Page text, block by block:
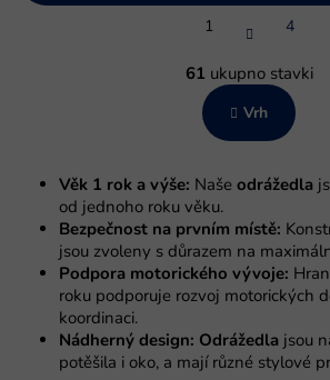
o
t
r
l
l
i
s
t
a
j
a
P
a
i
n
a
i
a
1 4
61 ukupno stavki
Vrh
Věk 1 rok a výše: Naše odrážedla
od jednoho roku věku.
Bezpečnost na prvním místě:
jsou zvoleny s důrazem na
Podpora motorického vývoje:
roku podporuje rozvoj motorických
koordinaci.
Nádherný design: Odrážedla jsou
potěšila i oko, a mají různé stylové